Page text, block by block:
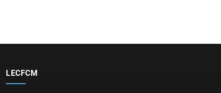
LECFCM